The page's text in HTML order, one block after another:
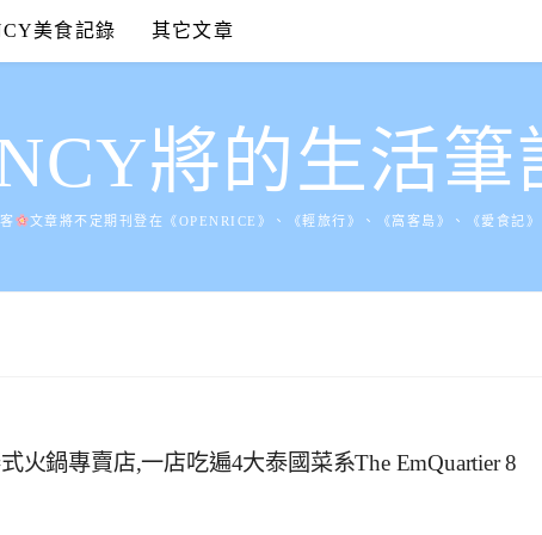
美食記錄 其它文章
將的生活筆
文章將不定期刊登在《OPENRICE》、《輕旅行》、《窩客島》、《愛食記
火鍋專賣店,一店吃遍4大泰國菜系The EmQuartier 8